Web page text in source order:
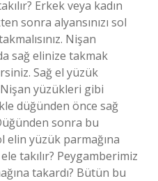
Erkek veya kadın
sonra alyansınızı sol
Nişan
sağ elinize takmak
Sağ el yüzük
yüzükleri gibi
düğünden önce sağ
sonra bu
elin yüzük parmağına
takılır? Peygamberimiz
takardı? Bütün bu